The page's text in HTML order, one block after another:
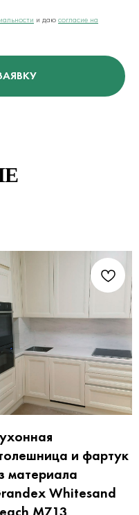
и даю согласие на
и фартук
материала
Whitesand